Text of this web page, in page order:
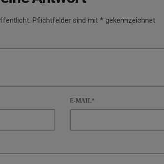
Pflichtfelder sind mit * gekennzeichnet
E-MAIL*